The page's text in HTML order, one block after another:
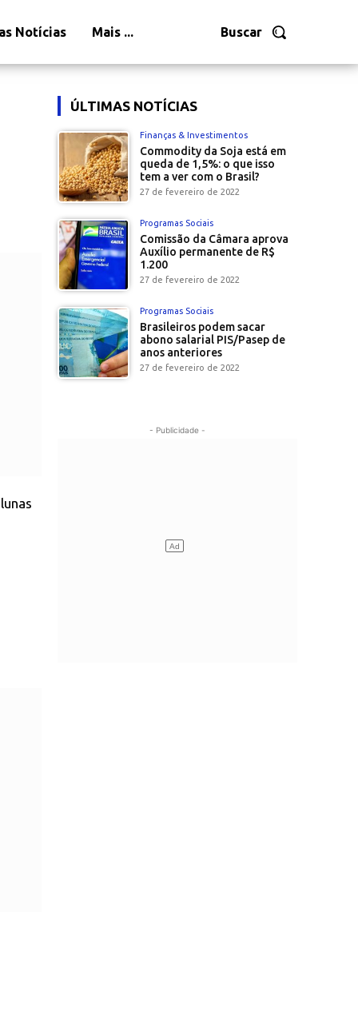
Buscar
Notícias Mais ...
ÚLTIMAS NOTÍCIAS
Finanças & Investimentos
Commodity da Soja está em
queda de 1,5%: o que isso
tem a ver com o Brasil?
27 de fevereiro de 2022
Programas Sociais
Comissão da Câmara aprova
Auxílio permanente de R$
1.200
27 de fevereiro de 2022
Programas Sociais
Brasileiros podem sacar
abono salarial PIS/Pasep de
anos anteriores
27 de fevereiro de 2022
- Publicidade -